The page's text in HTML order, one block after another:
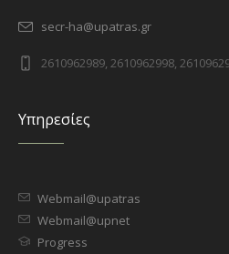
secr-ha@upatras.gr
2610962989, 2610962998,
Υπηρεσίες
Webmail@upatras
Webmail@upnet
Progress